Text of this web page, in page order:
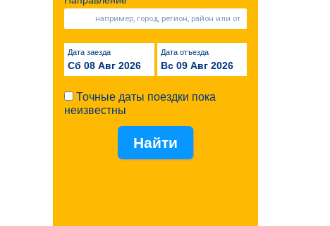
Дата заезда
Сб 08 Авг 2026
Дата отъезда
Вс 09 Авг 2026
Точные даты поездки пока
неизвестны